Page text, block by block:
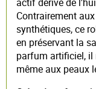
Contrairement
synthétiques, ce
en préservant la
parfum artificiel, il
même aux peaux